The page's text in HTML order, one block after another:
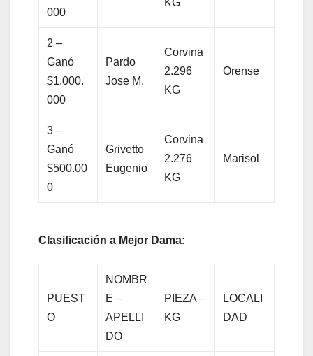
000
2 –
Ganó
$1.000.
000
Pardo
Jose M.
Corvina
2.296
KG
Orense
3 –
Ganó
$500.00
0
Grivetto
Eugenio
Corvina
2.276
KG
Marisol
Clasificación a Mejor Dama:
PUEST
O
NOMBR
E –
APELLI
DO
PIEZA –
KG
LOCALI
DAD